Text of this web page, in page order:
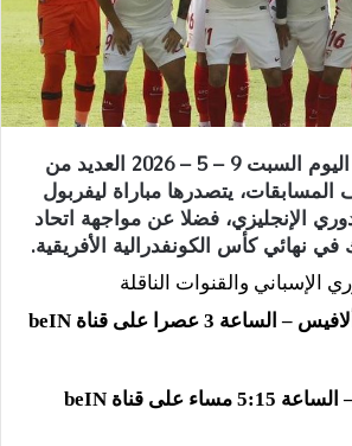
تشهد ملاعب العالم اليوم السبت 9 – 5 – 2026 العديد من
يتصدرها مباراة ليفربول
الإنجليزي، فضلا عن مواجهة اتحاد
نهائي كأس الكونفدرالية الأفريقية.
الإسباني والقنوات الناقلة
– الساعة 3 عصرا على قناة
beIN
مساء على قناة
beIN